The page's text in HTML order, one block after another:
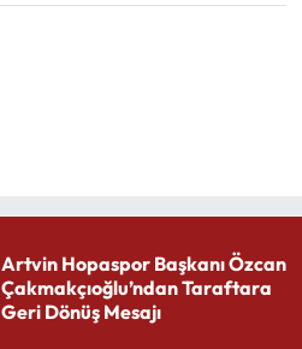
Artvin Hopaspor Başkanı Özcan
Çakmakçıoğlu’ndan Taraftara
Geri Dönüş Mesajı